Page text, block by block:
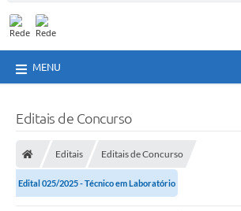
MENU
Editais de Concurso
Editais Editais de Concurso
Edital 025/2025 - Técnico em Laboratório